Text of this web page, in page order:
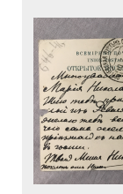
Сссылка